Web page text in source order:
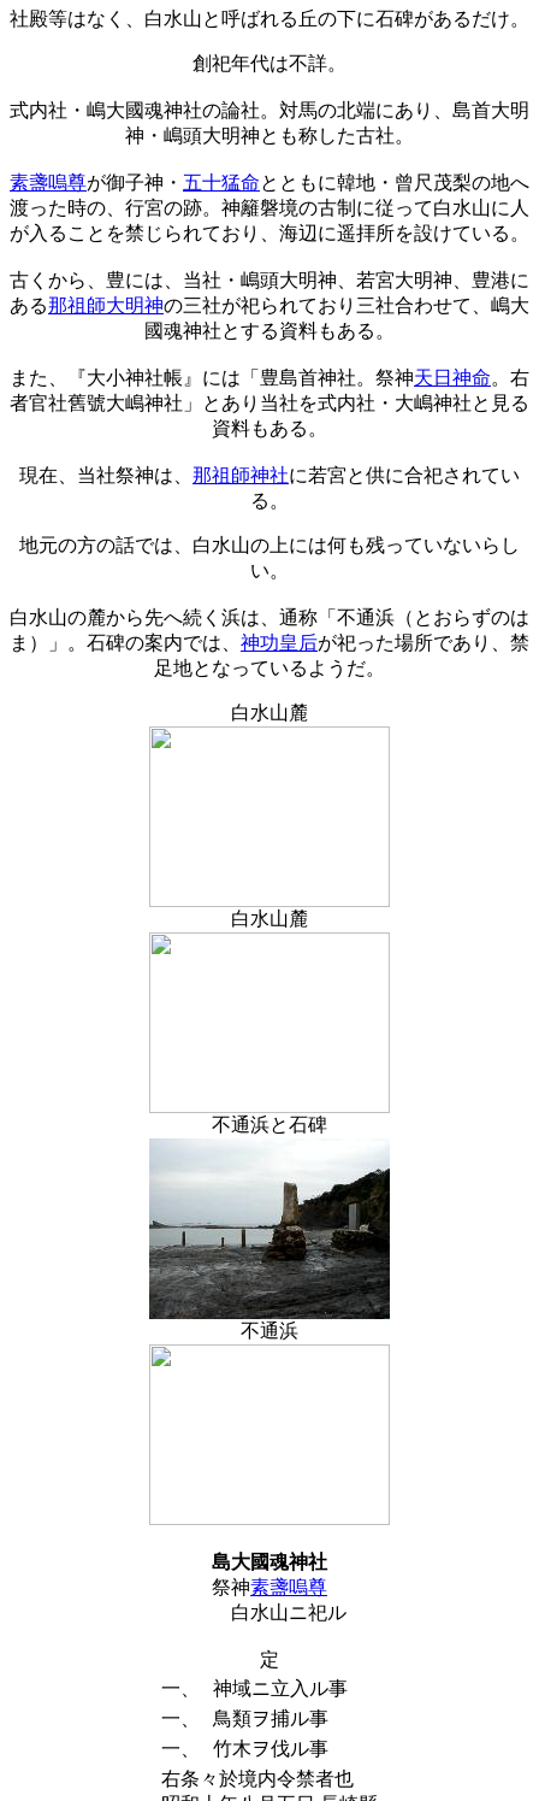
社殿等はなく、白水山と呼ばれる丘の下に石碑があるだけ。
創祀年代は不詳。
式内社・嶋大國魂神社の論社。対馬の北端にあり、島首大明
神・嶋頭大明神とも称した古社。
素盞嗚尊が御子神・ 五十猛命とともに韓地・曾尺茂梨の地へ
渡った時の、行宮の跡。神籬磐境の古制に従って白水山に人
が入ることを禁じられており、海辺に遥拝所を設けている。
古くから、豊には、当社・嶋頭大明神、若宮大明神、豊港に
ある那祖師大明神の三社が祀られており三社合わせて、嶋大
國魂神社とする資料もある。
また、『大小神社帳』には「豊島首神社。祭神天日神命。右
者官社舊號大嶋神社」とあり当社を式内社・大嶋神社と見る
資料もある。
現在、当社祭神は、 那祖師神社に若宮と供に合祀されてい
る。
地元の方の話では、白水山の上には何も残っていないらし
い。
白水山の麓から先へ続く浜は、通称「不通浜（とおらずのは
ま）」。石碑の案内では、 神功皇后が祀った場所であり、禁
足地となっているようだ。
白水山麓
白水山麓
不通浜と石碑
不通浜
島大國魂神社
祭神素盞嗚尊
白水山ニ祀ル
定
一、
神域ニ立入ル事
一、
鳥類ヲ捕ル事
一、
竹木ヲ伐ル事
右条々於境内令禁者也